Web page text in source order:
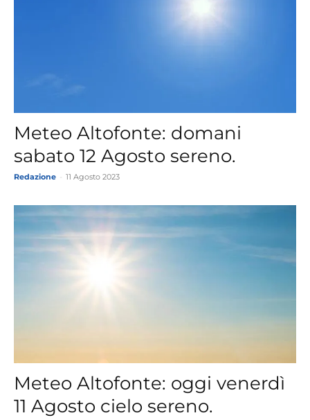
Meteo Altofonte: domani
sabato 12 Agosto sereno.
Redazione 11 Agosto 2023
Meteo Altofonte: oggi venerdì
11 Agosto cielo sereno.